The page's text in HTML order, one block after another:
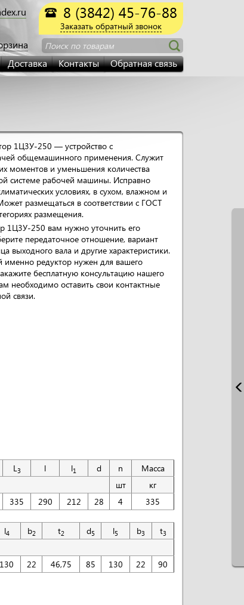
8 (3842) 45-76-88
Заказать обратный звонок
Поиск по товарам
Доставка Контакты Обратная связь
1Ц3У-250 — устройство с
общемашинного применения. Служит
моментов и уменьшения количества
системе рабочей машины. Исправно
условиях, в сухом, влажном и
размещаться в соответствии с ГОСТ
размещения.
1Ц3У-250 вам нужно уточнить его
передаточное отношение, вариант
выходного вала и другие характеристики.
именно редуктор нужен для вашего
бесплатную консультацию нашего
необходимо оставить свои контактные
связи.
L3 l l1 d n
Масса
шт
кг
335 290 212 28 4 335
l4 b2 t2 d5 l5 b3 t3
130 22 46,75 85 130 22 90